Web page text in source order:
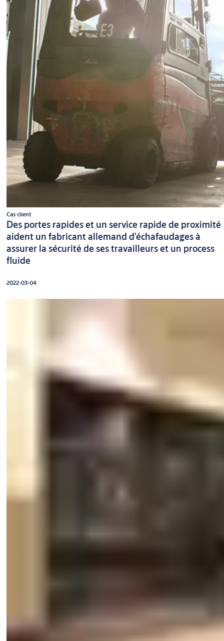
Cas client
Des portes rapides et un service rapide de proximité
aident un fabricant allemand d’échafaudages à
assurer la sécurité de ses travailleurs et un process
fluide
2022-03-04